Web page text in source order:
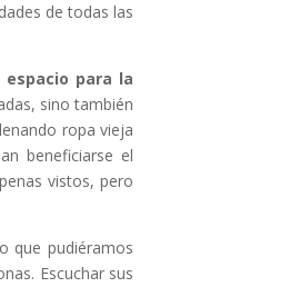
de todas las
espacio para la
sino también
ropa vieja
beneficiarse el
vistos, pero
que pudiéramos
Escuchar sus